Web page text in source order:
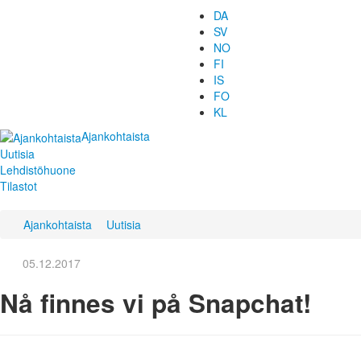
DA
SV
NO
FI
IS
FO
KL
Ajankohtaista
Uutisia
Lehdistöhuone
Tilastot
Ajankohtaista Uutisia
05.12.2017
Nå finnes vi på Snapchat!